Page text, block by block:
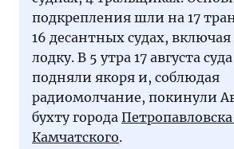
подкрепления шли на 17
16 десантных судах,
лодку. В 5 утра 17 августа
подняли якоря и, соблюдая
радиомолчание, покинули
бухту города
Камчатского.